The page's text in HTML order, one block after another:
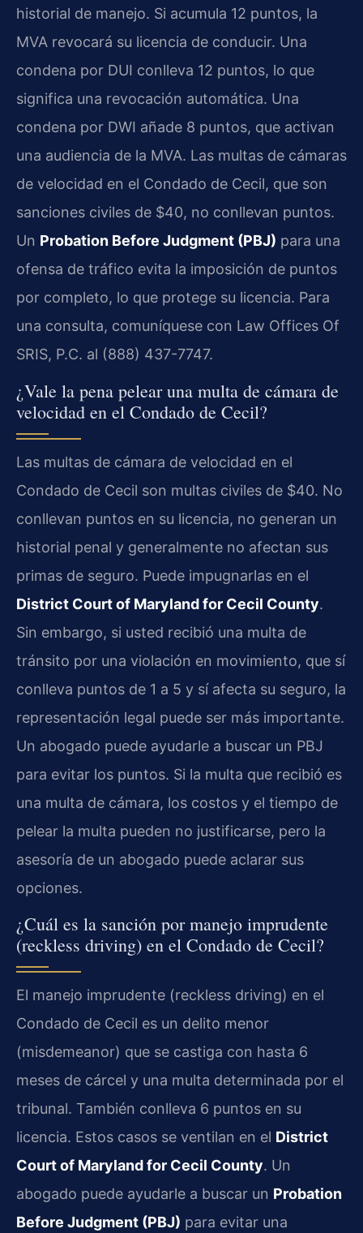
historial de manejo. Si acumula 12 puntos, la
MVA revocará su licencia de conducir. Una
condena por DUI conlleva 12 puntos, lo que
significa una revocación automática. Una
condena por DWI añade 8 puntos, que activan
una audiencia de la MVA. Las multas de cámaras
de velocidad en el Condado de Cecil, que son
sanciones civiles de $40, no conllevan puntos.
Un Probation Before Judgment (PBJ) para una
ofensa de tráfico evita la imposición de puntos
por completo, lo que protege su licencia. Para
una consulta, comuníquese con Law Offices Of
SRIS, P.C. al (888) 437-7747.
¿Vale la pena pelear una multa de cámara de
velocidad en el Condado de Cecil?
Las multas de cámara de velocidad en el
Condado de Cecil son multas civiles de $40. No
conllevan puntos en su licencia, no generan un
historial penal y generalmente no afectan sus
primas de seguro. Puede impugnarlas en el
District Court of Maryland for Cecil County.
Sin embargo, si usted recibió una multa de
tránsito por una violación en movimiento, que sí
conlleva puntos de 1 a 5 y sí afecta su seguro, la
representación legal puede ser más importante.
Un abogado puede ayudarle a buscar un PBJ
para evitar los puntos. Si la multa que recibió es
una multa de cámara, los costos y el tiempo de
pelear la multa pueden no justificarse, pero la
asesoría de un abogado puede aclarar sus
opciones.
¿Cuál es la sanción por manejo imprudente
(reckless driving) en el Condado de Cecil?
El manejo imprudente (reckless driving) en el
Condado de Cecil es un delito menor
(misdemeanor) que se castiga con hasta 6
meses de cárcel y una multa determinada por el
tribunal. También conlleva 6 puntos en su
licencia. Estos casos se ventilan en el District
Court of Maryland for Cecil County. Un
abogado puede ayudarle a buscar un Probation
Before Judgment (PBJ) para evitar una